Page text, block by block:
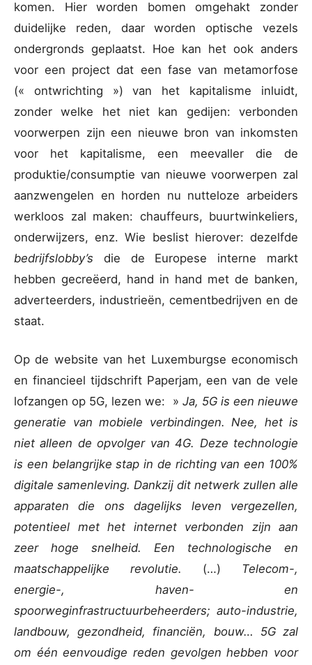
komen. Hier worden bomen omgehakt zonder
duidelijke reden, daar worden optische vezels
ondergronds geplaatst. Hoe kan het ook anders
voor een project dat een fase van metamorfose
(« ontwrichting ») van het kapitalisme inluidt,
zonder welke het niet kan gedijen: verbonden
voorwerpen zijn een nieuwe bron van inkomsten
voor het kapitalisme, een meevaller die de
produktie/consumptie van nieuwe voorwerpen zal
aanzwengelen en horden nu nutteloze arbeiders
werkloos zal maken: chauffeurs, buurtwinkeliers,
onderwijzers, enz. Wie beslist hierover: dezelfde
bedrijfslobby’s die de Europese interne markt
hebben gecreëerd, hand in hand met de banken,
adverteerders, industrieën, cementbedrijven en de
staat.
Op de website van het Luxemburgse economisch
en financieel tijdschrift Paperjam, een van de vele
lofzangen op 5G, lezen we: » Ja, 5G is een nieuwe
generatie van mobiele verbindingen. Nee, het is
niet alleen de opvolger van 4G. Deze technologie
is een belangrijke stap in de richting van een 100%
digitale samenleving. Dankzij dit netwerk zullen alle
apparaten die ons dagelijks leven vergezellen,
potentieel met het internet verbonden zijn aan
zeer hoge snelheid. Een technologische en
maatschappelijke revolutie. (…) Telecom-,
energie-, haven- en
spoorweginfrastructuurbeheerders; auto-industrie,
landbouw, gezondheid, financiën, bouw… 5G zal
om één eenvoudige reden gevolgen hebben voor